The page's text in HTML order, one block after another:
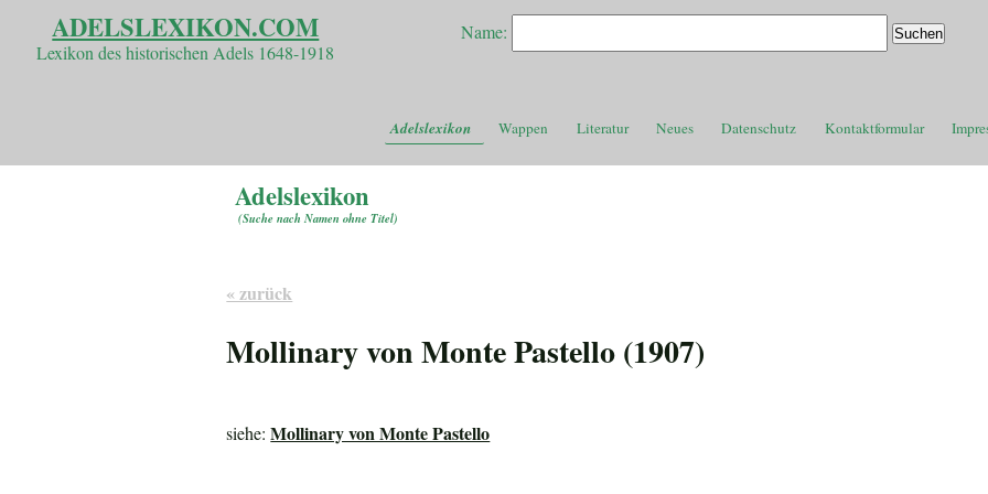
ADELSLEXIKON.COM
Lexikon des historischen Adels 1648-1918
Name:
Adelslexikon Wappen Literatur Neues Datenschutz Kontaktformular
Adelslexikon
(Suche nach Namen ohne Titel)
« zurück
Mollinary von Monte Pastello (1907)
siehe:Mollinary von Monte Pastello